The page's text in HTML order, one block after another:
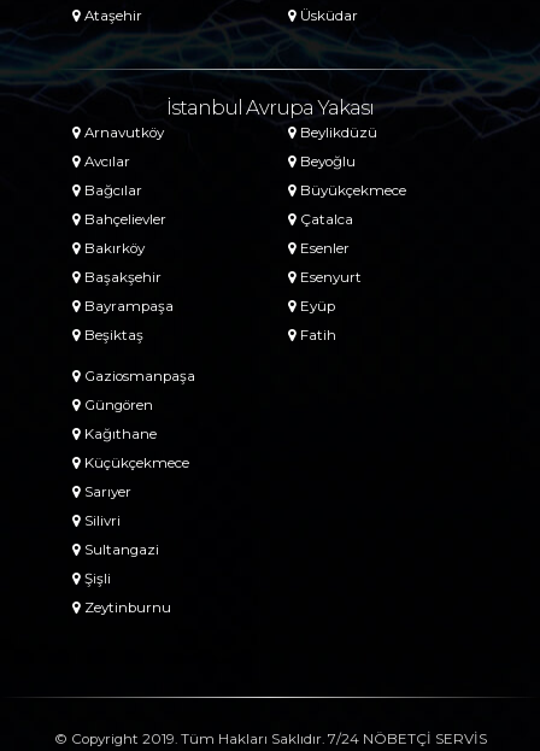
Ataşehir
Üsküdar
İstanbul Avrupa Yakası
Arnavutköy
Avcılar
Bağcılar
Bahçelievler
Bakırköy
Başakşehir
Bayrampaşa
Beşiktaş
Beylikdüzü
Beyoğlu
Büyükçekmece
Çatalca
Esenler
Esenyurt
Eyüp
Fatih
Gaziosmanpaşa
Güngören
Kağıthane
Küçükçekmece
Sarıyer
Silivri
Sultangazi
Şişli
Zeytinburnu
© Copyright 2019. Tüm Hakları Saklıdır. 7/24 NÖBETÇİ SERVİS